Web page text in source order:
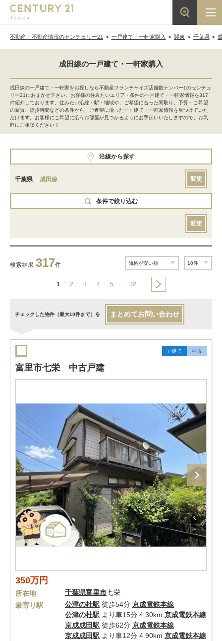
不動産・不動産情報のセンチュリー21 一戸建て・一軒家購入 関東 千葉県
成田線の一戸建て・一軒家購入
成田線の一戸建て・一軒家をお探しなら不動産フランチャイズ店舗数ナンバー1のセンチュ
リー21におまかせ下さい。お客様の住みたいエリア・条件の一戸建て・一軒家情報を317
件紹介しております。住みたい沿線・駅・地域や、ご希望に合った間取り、予算・ご希望
の家賃、徒歩時間などの条件から、ご希望に沿った一戸建て・一軒家情報を見つけていた
だけます。お客様にご希望に沿うお部屋が見つかるようにお手伝いいたしますので、お気
軽にご相談ください！
沿線から探す
千葉県 成田線 変更
条件で絞り込む
変更
検索結果 317件
1 2 3 4 5 … 32
チェックした物件（最大10件まで）を まとめてお問い合わせ
戸建て 中古
富里市七栄 中古戸建
350万円
所在地 千葉県富里市七栄
最寄り駅
公津の杜駅 徒歩54分 京成電鉄本線
公津の杜駅 より車15分 4.30km 京成電鉄本線
京成成田駅 徒歩62分 京成電鉄本線
京成成田駅 より車12分 4.90km 京成電鉄本線